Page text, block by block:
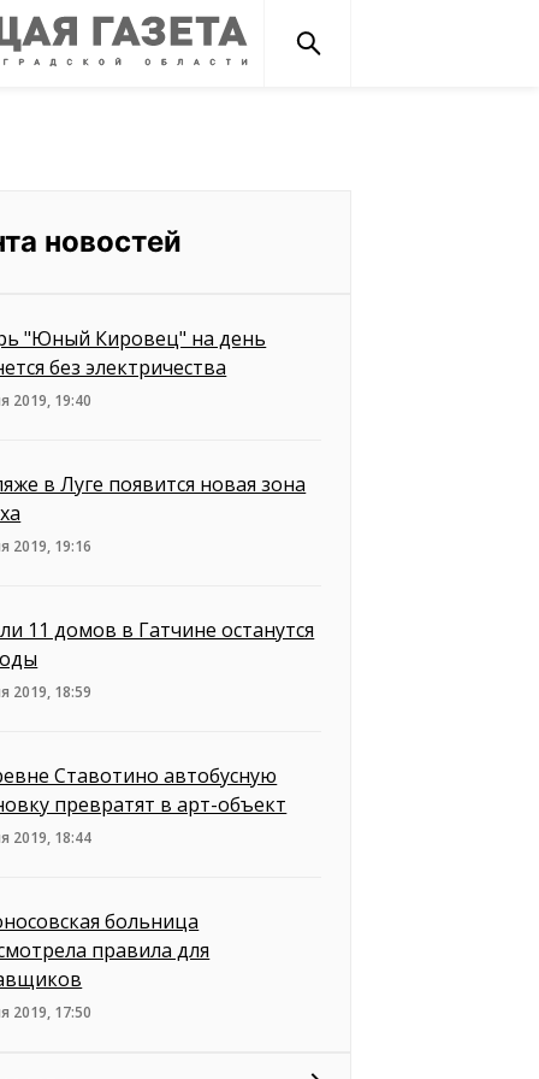
новостей
"Юный Кировец" на день
без электричества
2019, 19:40
в Луге появится новая зона
2019, 19:16
11 домов в Гатчине останутся
2019, 18:59
Ставотино автобусную
превратят в арт-объект
2019, 18:44
больница
правила для
2019, 17:50